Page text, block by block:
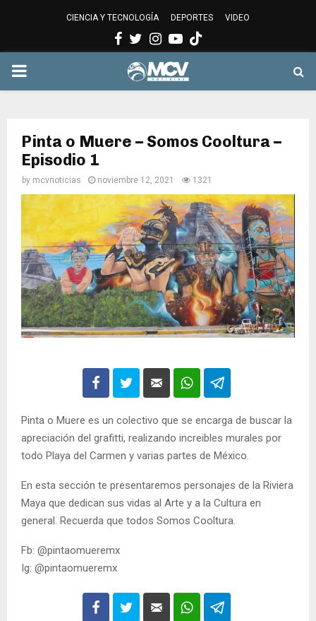
CIENCIA Y TECNOLOGÍA DEPORTES VIDEO
Facebook
Twitter
Instagram
Youtube
PRIMARY
Pinta o Muere – Somos Cooltura –
Episodio 1
by mcvnoticias noviembre 12, 2021 1321
Pinta o Muere es un colectivo que se encarga de buscar la
apreciación del grafitti, realizando increibles murales por
todo Playa del Carmen y varias partes de México.
En esta sección te presentaremos personajes de la Riviera
Maya que dedican sus vidas al Arte y a la Cultura en
general. Recuerda que todos Somos Cooltura.
Fb: @pintaomueremx
Ig: @pintaomueremx